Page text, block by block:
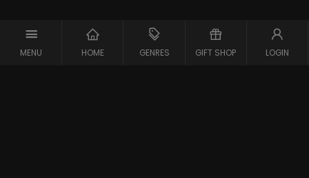
MENU HOME GENRES GIFT SHOP LOGIN